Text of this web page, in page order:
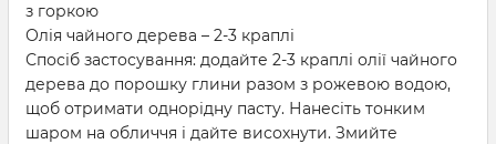
з горкою
Олія чайного дерева – 2-3 краплі
Спосіб застосування: додайте 2-3 краплі олії чайного
дерева до порошку глини разом з рожевою водою,
щоб отримати однорідну пасту. Нанесіть тонким
шаром на обличчя і дайте висохнути. Змийте